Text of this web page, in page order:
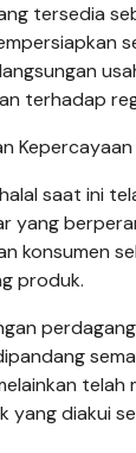
tersedia
terhadap
Kepercayaan
saat ini
yang
konsumen
produk.
telah
diakui